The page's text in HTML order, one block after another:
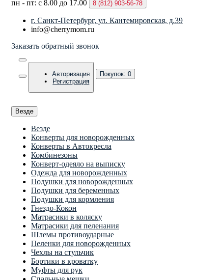
пн - пт: с 8.00 до 17.00 8 (812) 903-56-78
г. Санкт-Петербург, ул. Кантемировская, д.39
info@cherrymom.ru
Заказать обратный звонок
Авторизация
Регистрация
Покупок: 0
Везде
Везде
Конверты для новорожденных
Конверты в Автокресла
Комбинезоны
Конверт-одеяло на выписку
Одежда для новорожденных
Подушки для новорожденных
Подушки для беременных
Подушки для кормления
Гнездо-Кокон
Матрасики в коляску
Матрасики для пеленания
Шлемы противоударные
Пеленки для новорожденных
Чехлы на стульчик
Бортики в кроватку
Муфты для рук